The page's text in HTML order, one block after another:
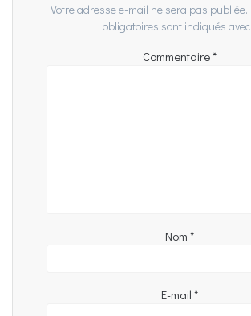
Votre adresse e-mail ne sera pas publiée.
obligatoires sont indiqués avec
Commentaire*
Nom *
E-mail *